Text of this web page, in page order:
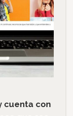
cuenta con